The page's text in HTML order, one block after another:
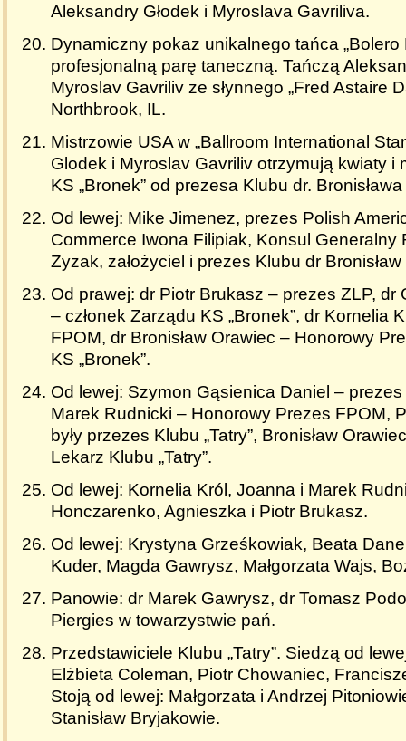
Aleksandry Głodek i Myroslava Gavriliva.
Dynamiczny pokaz unikalnego tańca „Bolero
profesjonalną parę taneczną. Tańczą
Myroslav Gavriliv ze słynnego „Fred Astaire
Northbrook, IL.
Mistrzowie USA w „Ballroom International
Glodek i Myroslav Gavriliv otrzymują kwiaty i
KS „Bronek” od prezesa Klubu dr.
Od lewej: Mike Jimenez, prezes Polish
Commerce Iwona Filipiak, Konsul Generalny
Zyzak, założyciel i prezes Klubu dr
Od prawej: dr Piotr Brukasz – prezes ZLP, dr
– członek Zarządu KS „Bronek”, dr Kornelia
FPOM, dr Bronisław Orawiec – Honorowy
KS „Bronek”.
Od lewej: Szymon Gąsienica Daniel – prezes
Marek Rudnicki – Honorowy Prezes FPOM,
były przezes Klubu „Tatry”, Bronisław
Lekarz Klubu „Tatry”.
Od lewej: Kornelia Król, Joanna i Marek
Honczarenko, Agnieszka i Piotr Brukasz.
Od lewej: Krystyna Grześkowiak, Beata
Kuder, Magda Gawrysz, Małgorzata Wajs,
Panowie: dr Marek Gawrysz, dr Tomasz
Piergies w towarzystwie pań.
Przedstawiciele Klubu „Tatry”. Siedzą od
Elżbieta Coleman, Piotr Chowaniec,
Stoją od lewej: Małgorzata i Andrzej
Stanisław Bryjakowie.